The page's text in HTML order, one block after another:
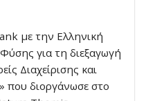
με την Ελληνική
για τη διεξαγωγή
Διαχείρισης και
που διοργάνωσε στο